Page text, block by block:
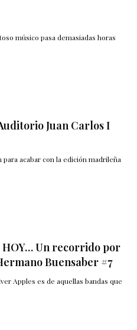
músico pasa demasiadas horas
Juan Carlos I
acabar con la edición madrileña
HOY… Un recorrido por
Buensaber #7
Apples es de aquellas bandas que